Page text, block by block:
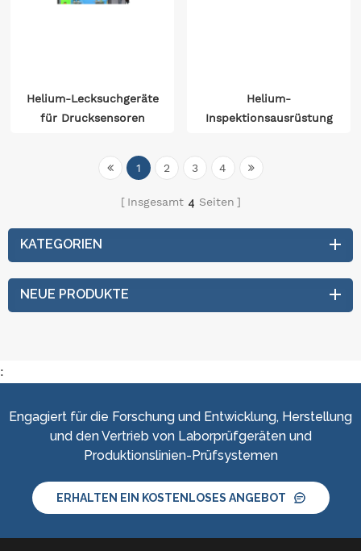
Helium-Lecksuchgeräte
für Drucksensoren
Helium-
Inspektionsausrüstung
1 2 3 4
Insgesamt 4 Seiten
KATEGORIEN
NEUE PRODUKTE
:
Engagiert für die Forschung und Entwicklung, Herstellung
und den Vertrieb von Laborprüfgeräten und
Produktionslinien-Prüfsystemen
ERHALTEN EIN KOSTENLOSES ANGEBOT